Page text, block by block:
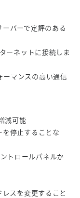
ーバーで定評のある
ーネットに接続しま
ーマンスの高い通信
減可能
を停止することな
トロールパネルか
レスを変更すること